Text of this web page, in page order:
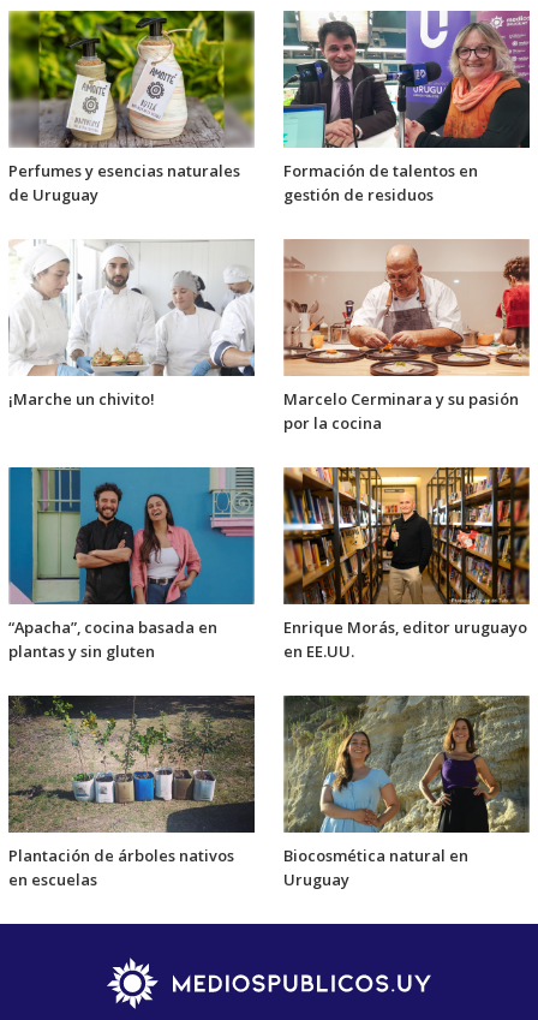
Perfumes y esencias naturales
de Uruguay
Formación de talentos en
gestión de residuos
¡Marche un chivito!
Marcelo Cerminara y su pasión
por la cocina
“Apacha”, cocina basada en
plantas y sin gluten
Enrique Morás, editor uruguayo
en EE.UU.
Plantación de árboles nativos
en escuelas
Biocosmética natural en
Uruguay